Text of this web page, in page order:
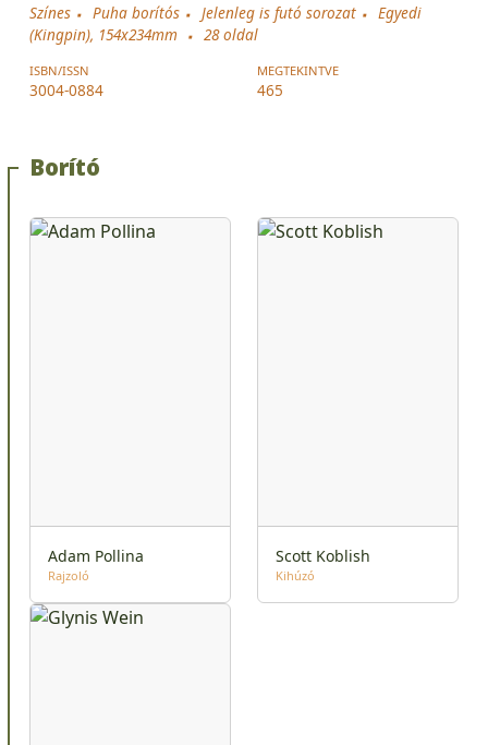
Színes Puha borítós Jelenleg is futó sorozat
Egyedi
(Kingpin), 154x234mm
28oldal
ISBN/ISSN
3004-0884
MEGTEKINTVE
465
Borító
Adam Pollina
Rajzoló
Scott Koblish
Kihúzó